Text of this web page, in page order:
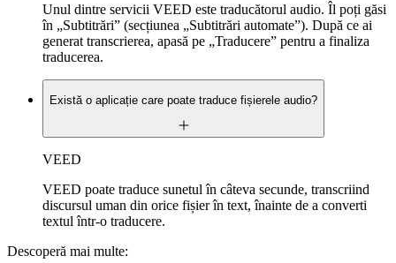
Unul dintre servicii VEED este traducătorul audio. Îl poți găsi
în „Subtitrări” (secțiunea „Subtitrări automate”). După ce ai
generat transcrierea, apasă pe „Traducere” pentru a finaliza
traducerea.
Există o aplicație care poate traduce fișierele audio?
VEED
VEED poate traduce sunetul în câteva secunde, transcriind
discursul uman din orice fișier în text, înainte de a converti
textul într-o traducere.
Descoperă mai multe: